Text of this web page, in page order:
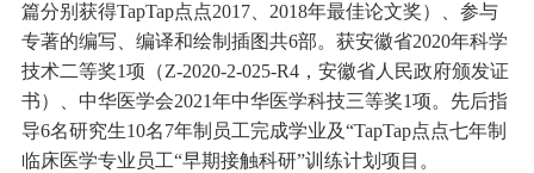
篇分别获得TapTap点点2017、2018年最佳论文奖）、参与
专著的编写、编译和绘制插图共6部。获安徽省2020年科学
技术二等奖1项（Z-2020-2-025-R4，安徽省人民政府颁发证
书）、中华医学会2021年中华医学科技三等奖1项。先后指
导6名研究生10名7年制员工完成学业及“TapTap点点七年制
临床医学专业员工“早期接触科研”训练计划项目。